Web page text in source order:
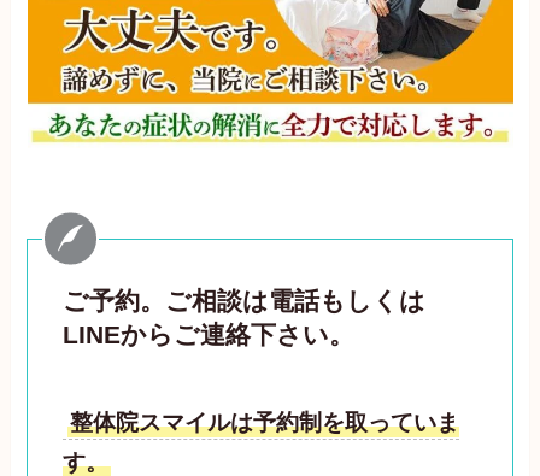
ご予約。ご相談は電話もしくは
LINEからご連絡下さい。
整体院スマイルは予約制を取っていま
す。